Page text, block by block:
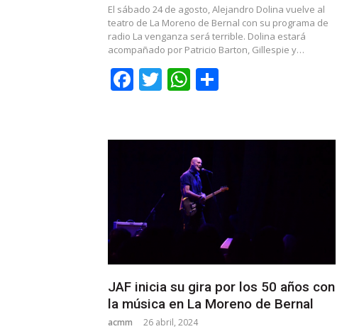
El sábado 24 de agosto, Alejandro Dolina vuelve al
teatro de La Moreno de Bernal con su programa de
radio La venganza será terrible. Dolina estará
acompañado por Patricio Barton, Gillespie y…
Facebook
TwitterWhatsApp
JAF inicia su gira por los 50 años con
la música en La Moreno de Bernal
acmm 26 abril, 2024